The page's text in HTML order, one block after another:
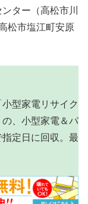
ター（高松市川
松市塩江町安原
型家電リサイク
、小型家電＆パ
定日に回収。最